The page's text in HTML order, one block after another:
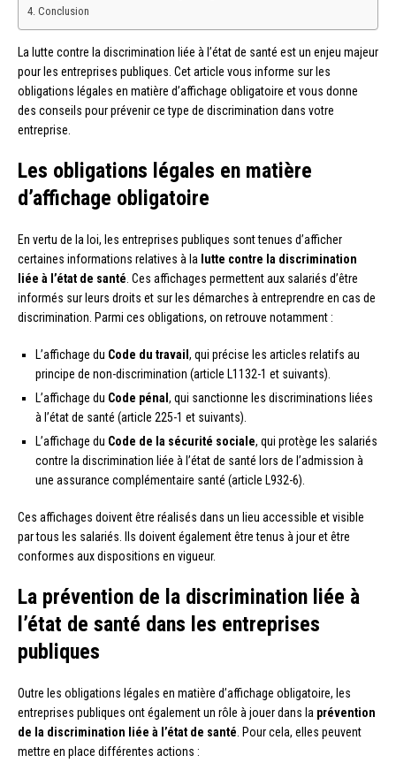
Conclusion
La lutte contre la discrimination liée à l’état de santé est un enjeu majeur
pour les entreprises publiques. Cet article vous informe sur les
obligations légales en matière d’affichage obligatoire et vous donne
des conseils pour prévenir ce type de discrimination dans votre
entreprise.
Les obligations légales en matière
d’affichage obligatoire
En vertu de la loi, les entreprises publiques sont tenues d’afficher
certaines informations relatives à la lutte contre la discrimination
liée à l’état de santé . Ces affichages permettent aux salariés d’être
informés sur leurs droits et sur les démarches à entreprendre en cas de
discrimination. Parmi ces obligations, on retrouve notamment :
L’affichage du Code du travail , qui précise les articles relatifs au
principe de non-discrimination (article L1132-1 et suivants).
L’affichage du Code pénal , qui sanctionne les discriminations liées
à l’état de santé (article 225-1 et suivants).
L’affichage du Code de la sécurité sociale, qui protège les salariés
contre la discrimination liée à l’état de santé lors de l’admission à
une assurance complémentaire santé (article L932-6).
Ces affichages doivent être réalisés dans un lieu accessible et visible
par tous les salariés. Ils doivent également être tenus à jour et être
conformes aux dispositions en vigueur.
La prévention de la discrimination liée à
l’état de santé dans les entreprises
publiques
Outre les obligations légales en matière d’affichage obligatoire, les
entreprises publiques ont également un rôle à jouer dans la prévention
de la discrimination liée à l’état de santé . Pour cela, elles peuvent
mettre en place différentes actions :